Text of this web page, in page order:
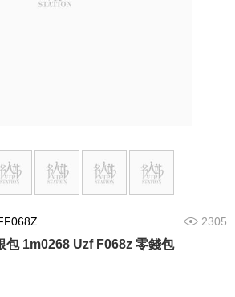
2305
包 1m0268 Uzf F068z 零錢包